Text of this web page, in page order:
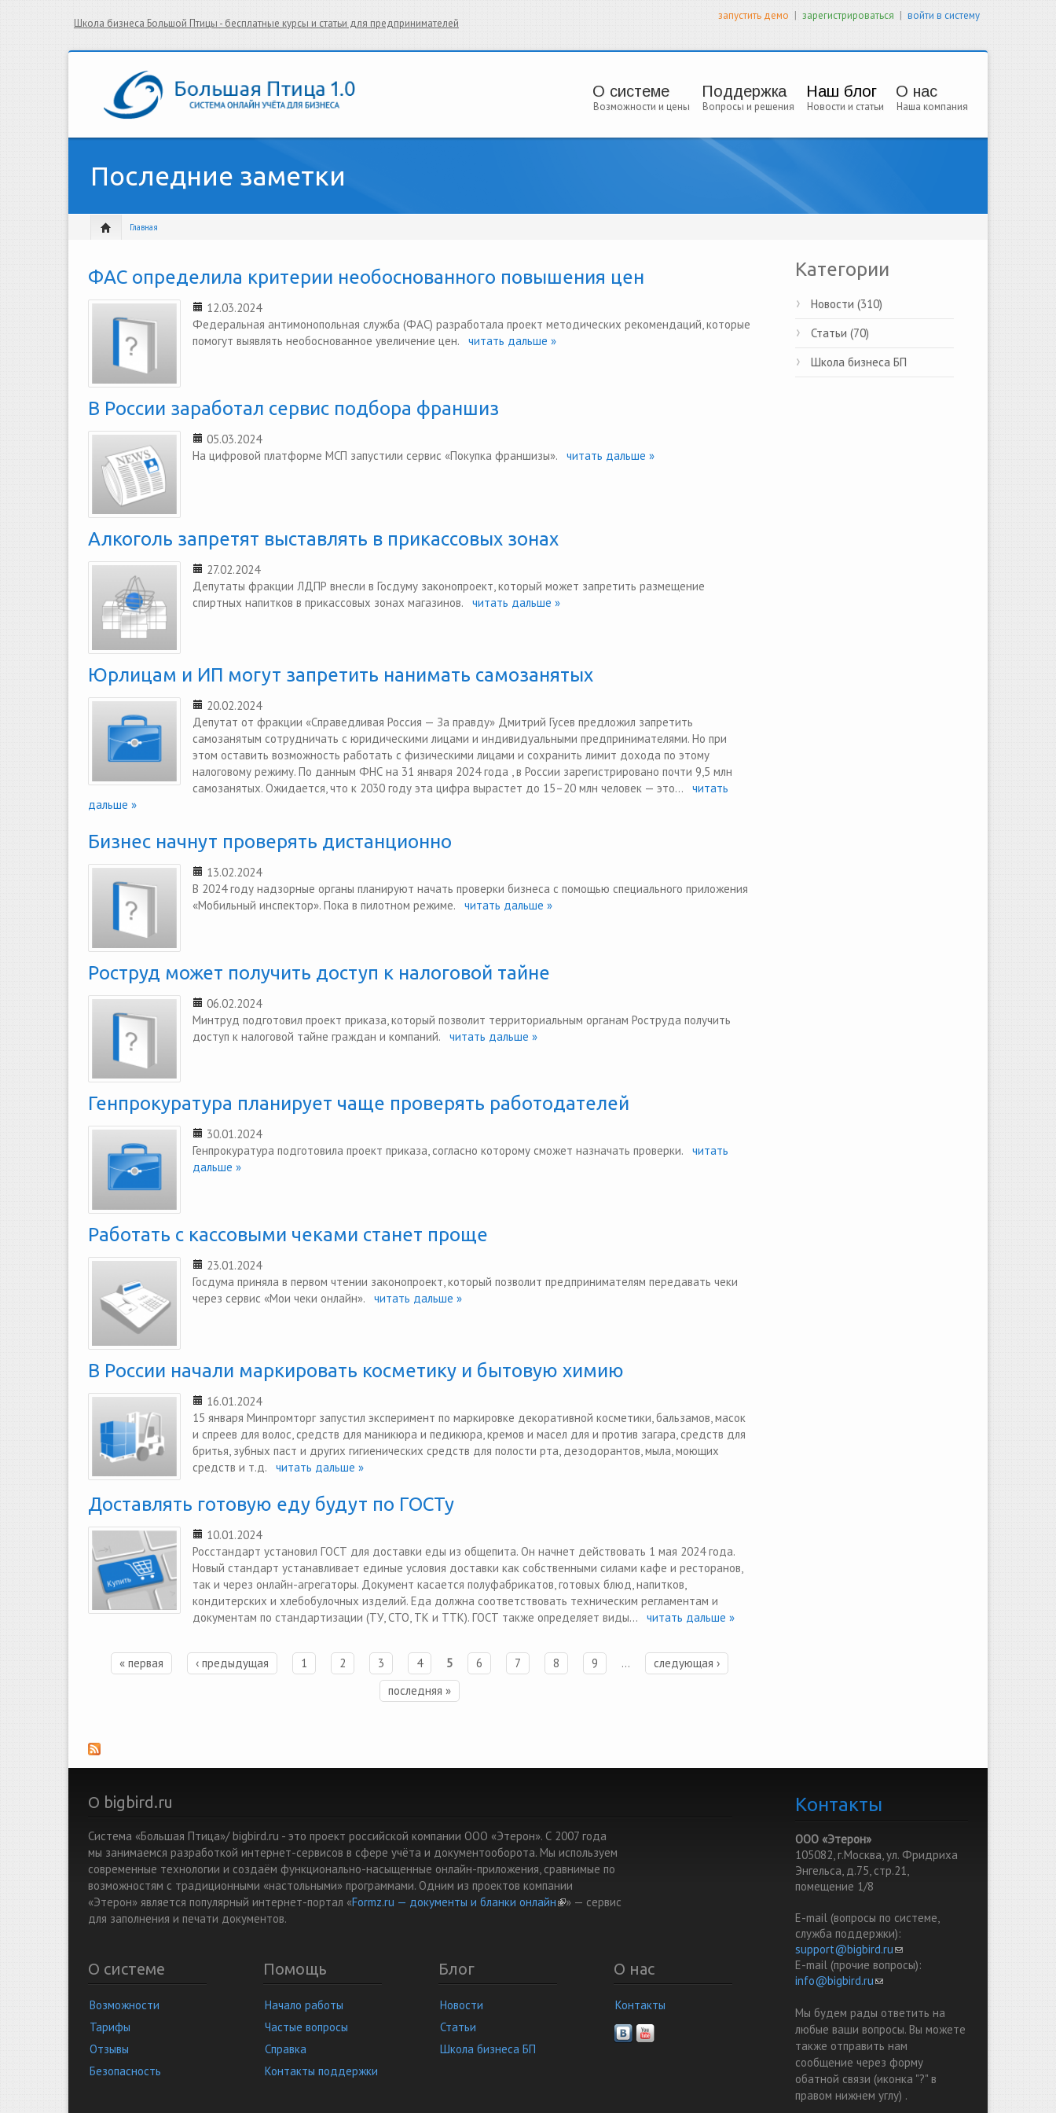
Школа бизнеса Большой Птицы - бесплатные курсы и статьи для предпринимателей
запустить демо | зарегистрироваться | войти в систему
О системе
Возможности и цены
Поддержка
Вопросы и решения
Наш блог
Новости и статьи
О нас
Наша компания
Последние заметки
Главная
ФАС определила критерии необоснованного повышения цен
12.03.2024
Федеральная антимонопольная служба (ФАС) разработала проект методических рекомендаций, которые
помогут выявлять необоснованное увеличение цен. читать дальше »
В России заработал сервис подбора франшиз
05.03.2024
На цифровой платформе МСП запустили сервис «Покупка франшизы». читать дальше »
Алкоголь запретят выставлять в прикассовых зонах
27.02.2024
Депутаты фракции ЛДПР внесли в Госдуму законопроект, который может запретить размещение
спиртных напитков в прикассовых зонах магазинов. читать дальше »
Юрлицам и ИП могут запретить нанимать самозанятых
20.02.2024
Депутат от фракции «Справедливая Россия — За правду» Дмитрий Гусев предложил запретить
самозанятым сотрудничать с юридическими лицами и индивидуальными предпринимателями. Но при
этом оставить возможность работать с физическими лицами и сохранить лимит дохода по этому
налоговому режиму. По данным ФНС на 31 января 2024 года , в России зарегистрировано почти 9,5 млн
самозанятых. Ожидается, что к 2030 году эта цифра вырастет до 15–20 млн человек — это... читать
дальше »
Бизнес начнут проверять дистанционно
13.02.2024
В 2024 году надзорные органы планируют начать проверки бизнеса с помощью специального приложения
«Мобильный инспектор». Пока в пилотном режиме. читать дальше »
Роструд может получить доступ к налоговой тайне
06.02.2024
Минтруд подготовил проект приказа, который позволит территориальным органам Роструда получить
доступ к налоговой тайне граждан и компаний. читать дальше »
Генпрокуратура планирует чаще проверять работодателей
30.01.2024
Генпрокуратура подготовила проект приказа, согласно которому сможет назначать проверки. читать
дальше »
Работать с кассовыми чеками станет проще
23.01.2024
Госдума приняла в первом чтении законопроект, который позволит предпринимателям передавать чеки
через сервис «Мои чеки онлайн». читать дальше »
В России начали маркировать косметику и бытовую химию
16.01.2024
15 января Минпромторг запустил эксперимент по маркировке декоративной косметики, бальзамов, масок
и спреев для волос, средств для маникюра и педикюра, кремов и масел для и против загара, средств для
бритья, зубных паст и других гигиенических средств для полости рта, дезодорантов, мыла, моющих
средств и т.д. читать дальше »
Доставлять готовую еду будут по ГОСТу
10.01.2024
Росстандарт установил ГОСТ для доставки еды из общепита. Он начнет действовать 1 мая 2024 года.
Новый стандарт устанавливает единые условия доставки как собственными силами кафе и ресторанов,
так и через онлайн-агрегаторы. Документ касается полуфабрикатов, готовых блюд, напитков,
кондитерских и хлебобулочных изделий. Еда должна соответствовать техническим регламентам и
документам по стандартизации (ТУ, СТО, ТК и ТТК). ГОСТ также определяет виды... читать дальше »
Страницы
« первая ‹ предыдущая 1 2 3 4 5 6 7 8 9 …
следующая ›
последняя »
Категории
Новости (310)
Статьи (70)
Школа бизнеса БП
О bigbird.ru
Система «Большая Птица»/ bigbird.ru - это проект российской компании ООО «Этерон». С 2007 года
мы занимаемся разработкой интернет-сервисов в сфере учёта и документооборота. Мы используем
современные технологии и создаём функционально-насыщенные онлайн-приложения, сравнимые по
возможностям с традиционными «настольными» программами. Одним из проектов компании
«Этерон» является популярный интернет-портал «Formz.ru — документы и бланки онлайн(link is external)
» — cервис
для заполнения и печати документов.
О системе
Возможности
Тарифы
Отзывы
Безопасность
Помощь
Начало работы
Частые вопросы
Справка
Контакты поддержки
Блог
Новости
Статьи
Школа бизнеса БП
О нас
Контакты
Контакты
ООО «Этерон»
105082, г.Москва, ул. Фридриха
Энгельса, д.75, стр.21,
помещение 1/8
E-mail (вопросы по системе,
служба поддержки):
support@bigbird.ru(link sends e-mail)
E-mail (прочие вопросы):
info@bigbird.ru(link sends e-mail)
Мы будем рады ответить на
любые ваши вопросы. Вы можете
также отправить нам
сообщение через форму
обатной связи (иконка "?" в
правом нижнем углу) .